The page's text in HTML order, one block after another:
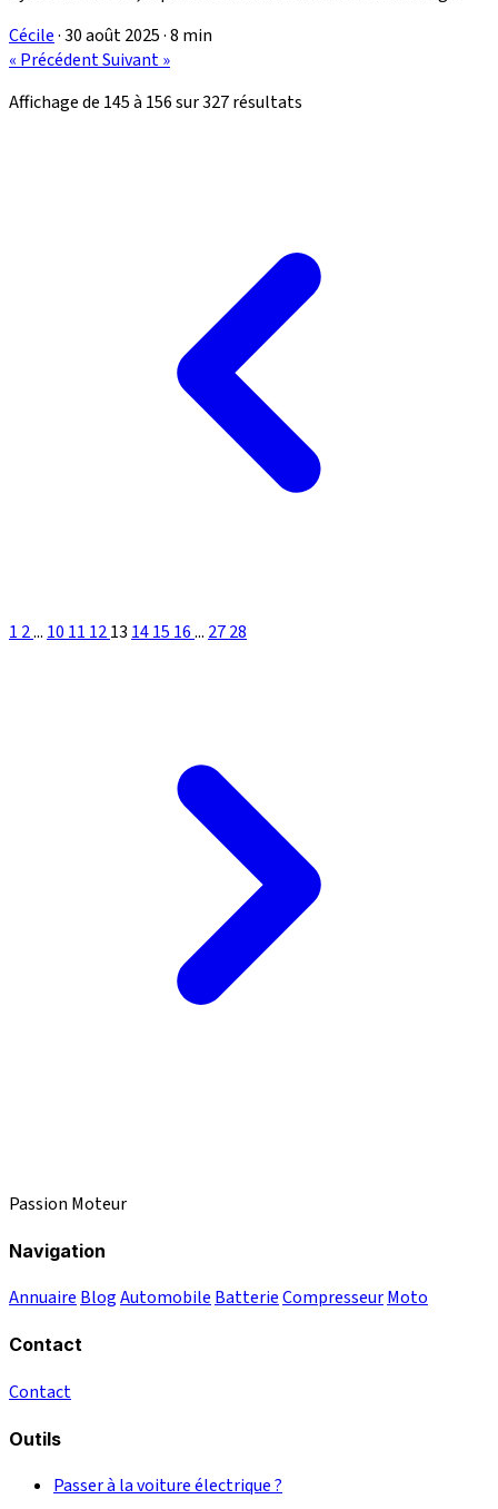
Cécile·30 août 2025·8 min
« PrécédentSuivant »
Affichage de 145à 156sur327résultats
1 2... 10 11 1213 1415 16... 2728
Passion Moteur
Navigation
Annuaire BlogAutomobile BatterieCompresseurMoto
Contact
Contact
Outils
Passer à la voiture électrique ?